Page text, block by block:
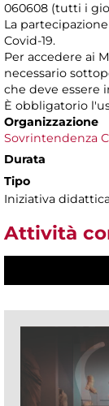
060608 (tutti i
La
Covid-19.
Per accedere ai
necessario
che deve essere
È obbligatorio
Organizzazione
Sovrintendenza
Durata
Tipo
Iniziativa
Attività